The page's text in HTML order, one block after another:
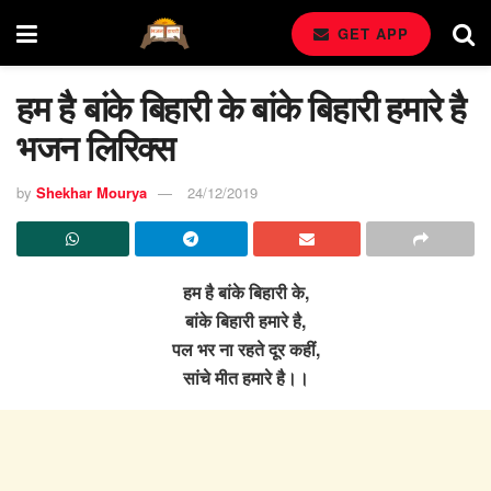
GET APP
हम है बांके बिहारी के बांके बिहारी हमारे है
भजन लिरिक्स
by Shekhar Mourya 24/12/2019
हम है बांके बिहारी के,
बांके बिहारी हमारे है,
पल भर ना रहते दूर कहीं,
सांचे मीत हमारे है।।